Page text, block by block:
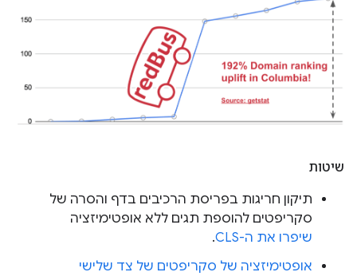
שיטות
תיקון חריגות בפריסת הרכיבים בדף והסרה של
סקריפטים להוספת תגים ללא אופטימיזציה
שיפרו את ה-CLS
.
אופטימיזציה של סקריפטים של צד שלישי